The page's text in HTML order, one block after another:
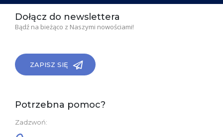
Dołącz do newslettera
Bądź na bieżąco z Naszymi nowościami!
ZAPISZ SIĘ
Potrzebna pomoc?
Zadzwoń: